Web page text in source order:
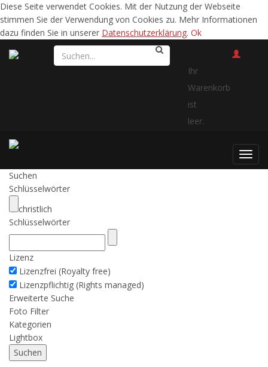
Diese Seite verwendet Cookies. Mit der Nutzung der Webseite
stimmen Sie der Verwendung von Cookies zu. Mehr Informationen
dazu finden Sie in unserer Datenschutzerklärung. Ok
Ihr
Warenkorb
ist
leer.
Suchen
Schlüsselwörter
christlich
Schlüsselwörter
Lizenz
Lizenzfrei (Royalty free)
Lizenzpflichtig (Rights managed)
Erweiterte Suche
Foto Filter
Kategorien
Lightbox